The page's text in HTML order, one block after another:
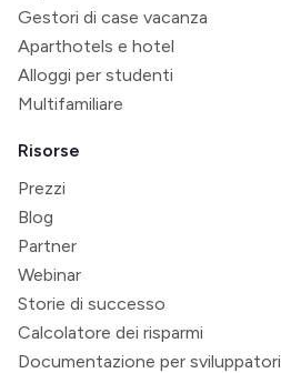
Gestori di case vacanza
Aparthotels e hotel
Alloggi per studenti
Multifamiliare
Risorse
Prezzi
Blog
Partner
Webinar
Storie di successo
Calcolatore dei risparmi
Documentazione per sviluppatori